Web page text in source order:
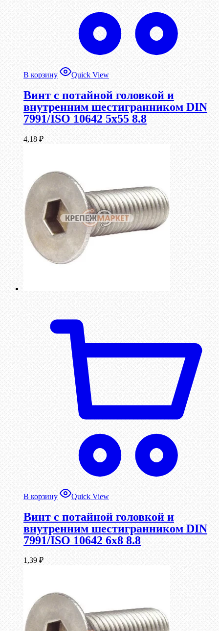
В корзину Quick View
Винт с потайной головкой и
внутренним шестигранником DIN
7991/ISO 10642 5х55 8.8
4,18 ₽
В корзину Quick View
Винт с потайной головкой и
внутренним шестигранником DIN
7991/ISO 10642 6х8 8.8
1,39 ₽